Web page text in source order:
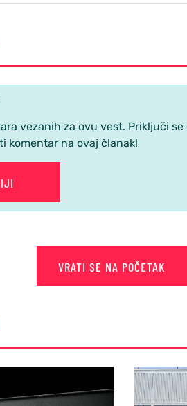
vezanih za ovu vest. Priključi
komentar na ovaj članak!
VRATI SE NA POČETAK